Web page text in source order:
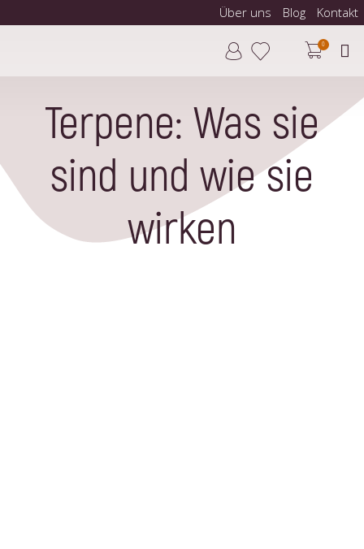
Über uns Blog Kontakt
0
Terpene: Was sie
sind und wie sie
wirken